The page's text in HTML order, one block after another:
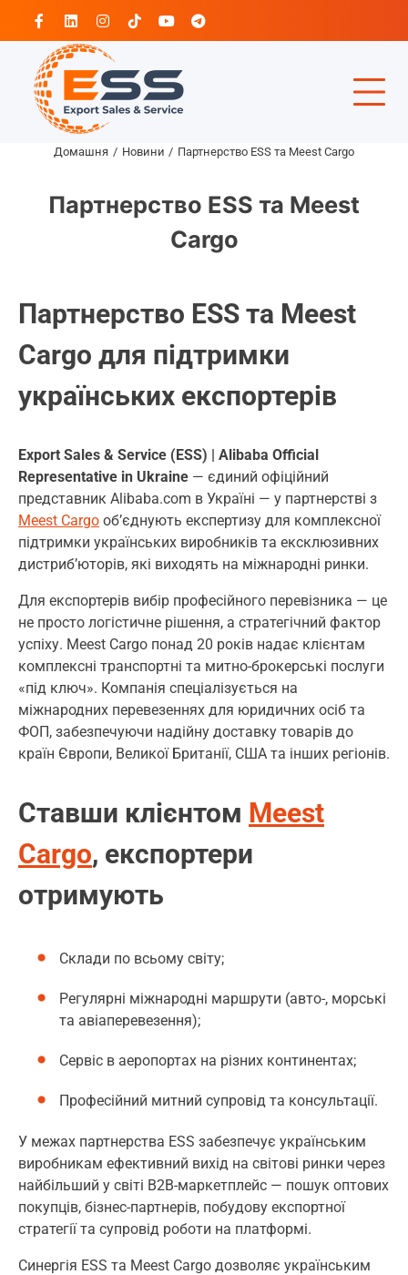
Перейти
Facebook
LinkedinInstagram
TiktokYoutubeTelegram
Домашня Новини Партнерство ESS та Meest Cargo
Партнерство ESS та Meest
Cargo
Партнерство ESS та Meest
Cargo для підтримки
українських експортерів
Export Sales & Service (ESS) | Alibaba Official
Representative in Ukraine — єдиний офіційний
представник Alibaba.com в Україні — у партнерстві з
Meest Cargo об’єднують експертизу для комплексної
підтримки українських виробників та ексклюзивних
дистриб’юторів, які виходять на міжнародні ринки.
Для експортерів вибір професійного перевізника — це
не просто логістичне рішення, а стратегічний фактор
успіху. Meest Cargo понад 20 років надає клієнтам
комплексні транспортні та митно-брокерські послуги
«під ключ». Компанія спеціалізується на
міжнародних перевезеннях для юридичних осіб та
ФОП, забезпечуючи надійну доставку товарів до
країн Європи, Великої Британії, США та інших регіонів.
Ставши клієнтом Meest
Cargo, експортери
отримують
Склади по всьому світу;
Регулярні міжнародні маршрути (авто-, морські
та авіаперевезення);
Сервіс в аеропортах на різних континентах;
Професійний митний супровід та консультації.
У межах партнерства ESS забезпечує українським
виробникам ефективний вихід на світові ринки через
найбільший у світі B2B-маркетплейс — пошук оптових
покупців, бізнес-партнерів, побудову експортної
стратегії та супровід роботи на платформі.
Синергія ESS та Meest Cargo дозволяє українським